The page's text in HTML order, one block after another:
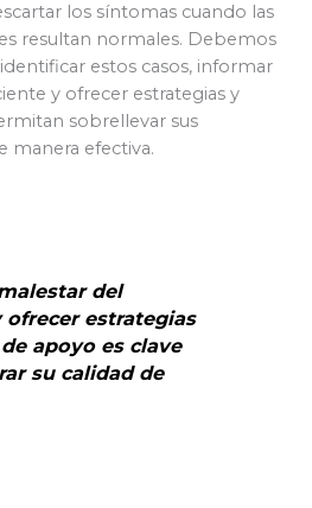
los síntomas cuando las
resultan normales. Debemos
estos casos, informar
y ofrecer estrategias y
sobrellevar sus
manera efectiva.
del
ofrecer estrategias
apoyo es clave
su calidad de